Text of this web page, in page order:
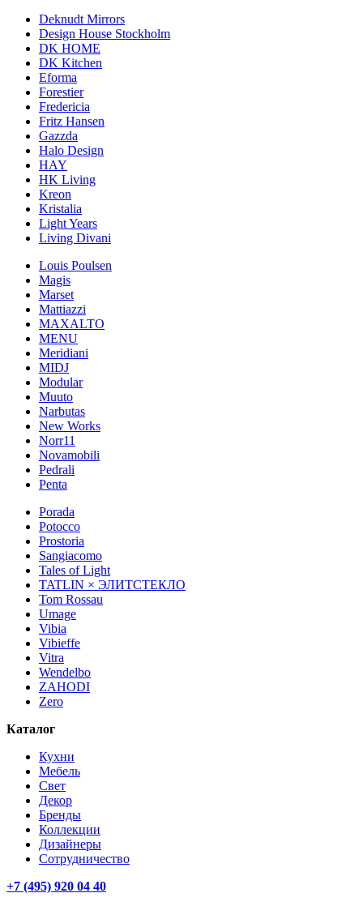
Deknudt Mirrors
Design House Stockholm
DK HOME
DK Kitchen
Eforma
Forestier
Fredericia
Fritz Hansen
Gazzda
Halo Design
HAY
HK Living
Kreon
Kristalia
Light Years
Living Divani
Louis Poulsen
Magis
Marset
Mattiazzi
MAXALTO
MENU
Meridiani
MIDJ
Modular
Muuto
Narbutas
New Works
Norr11
Novamobili
Pedrali
Penta
Porada
Potocco
Prostoria
Sangiacomo
Tales of Light
TATLIN × ЭЛИТСТЕКЛО
Tom Rossau
Umage
Vibia
Vibieffe
Vitra
Wendelbo
ZAHODI
Zero
Каталог
Кухни
Мебель
Свет
Декор
Бренды
Коллекции
Дизайнеры
Сотрудничество
+7 (495) 920 04 40